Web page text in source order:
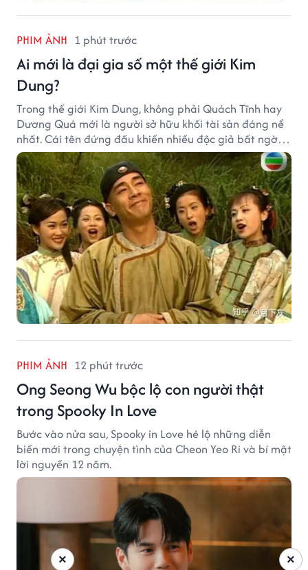
PHIM ẢNH 1 phút trước
Ai mới là đại gia số một thế giới Kim
Dung?
Trong thế giới Kim Dung, không phải Quách Tĩnh hay
Dương Quá mới là người sở hữu khối tài sản đáng nể
nhất. Cái tên đứng đầu khiến nhiều độc giả bất ngờ
bởi xuất thân của nhân vật này hoàn toàn không
giống một đại hiệp.
PHIM ẢNH 12 phút trước
Ong Seong Wu bộc lộ con người thật
trong Spooky In Love
Bước vào nửa sau, Spooky in Love hé lộ những diễn
biến mới trong chuyện tình của Cheon Yeo Ri và bí mật
lời nguyền 12 năm.
×
×